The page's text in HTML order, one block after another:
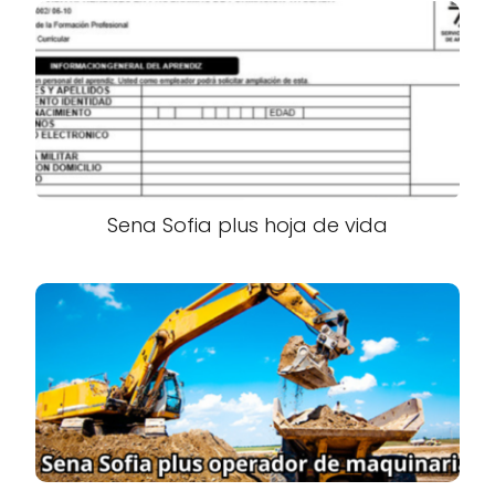
Sena Sofia plus hoja de vida